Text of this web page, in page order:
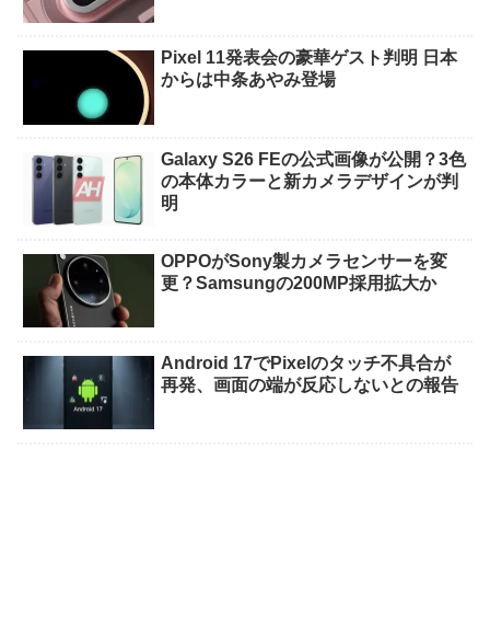
Pixel 11発表会の豪華ゲスト判明 日本
からは中条あやみ登場
Galaxy S26 FEの公式画像が公開？3色
の本体カラーと新カメラデザインが判
明
OPPOがSony製カメラセンサーを変
更？Samsungの200MP採用拡大か
Android 17でPixelのタッチ不具合が
再発、画面の端が反応しないとの報告